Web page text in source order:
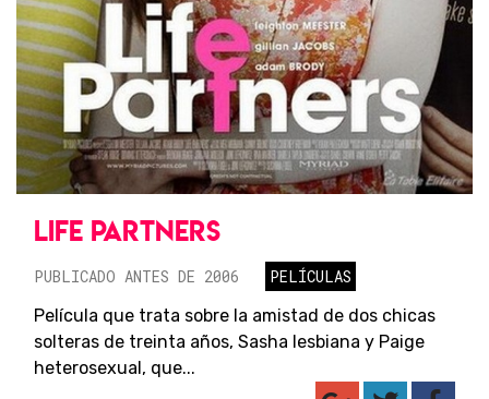
LIFE PARTNERS
PUBLICADO ANTES DE 2006
PELÍCULAS
Película que trata sobre la amistad de dos chicas
solteras de treinta años, Sasha lesbiana y Paige
heterosexual, que...